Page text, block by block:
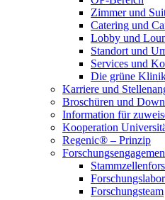
Zimmer und
Catering und
Lobby und
Standort und
Services und
Die grüne
Karriere und
Broschüren und
Information für
Kooperation
Regenic® – Prinzip
Forschungslabor
Forschungsteam